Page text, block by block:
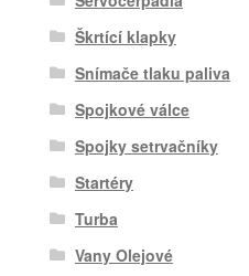
Škrtící klapky
Snímače tlaku paliva
Spojkové válce
Spojky setrvačníky
Startéry
Turba
Vany Olejové